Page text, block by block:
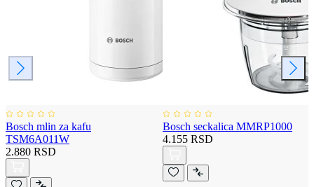
Bosch mlin za kafu
TSM6A011W
2.880 RSD
Bosch seckalica MMRP1000
4.155 RSD